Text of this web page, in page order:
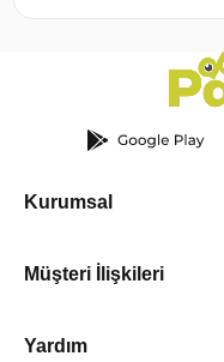
Kurumsal
Müşteri İlişkileri
Yardım